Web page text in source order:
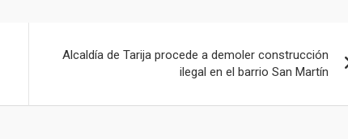
Alcaldía de Tarija procede a demoler construcción
ilegal en el barrio San Martín